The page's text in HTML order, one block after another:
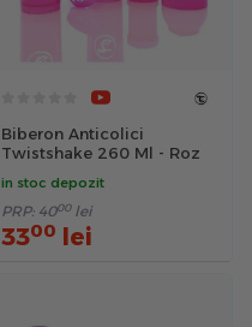
Biberon Anticolici
Twistshake 260 Ml - Roz
in stoc depozit
PRP: 4000 lei
3300 lei